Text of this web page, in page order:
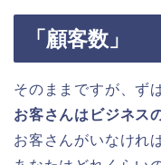
「顧客数」
そのままですが、ず
お客さんはビジネス
お客さんがいなけれ